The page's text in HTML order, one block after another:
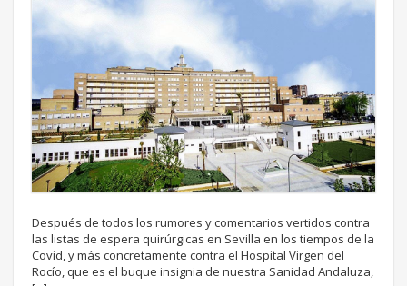
Después de todos los rumores y comentarios vertidos contra
las listas de espera quirúrgicas en Sevilla en los tiempos de la
Covid, y más concretamente contra el Hospital Virgen del
Rocío, que es el buque insignia de nuestra Sanidad Andaluza,